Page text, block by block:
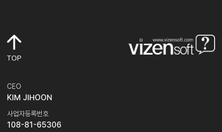
TOP
CEO
KIM JIHOON
사업자등록번호
108-81-65306